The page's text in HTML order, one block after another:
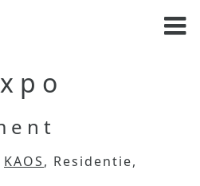
KAOS, Residentie,